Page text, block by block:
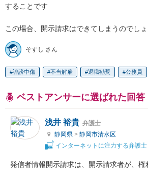
することです
この場合、開示請求はできてしまうのでしょ
そすし さん
誹謗中傷 不当解雇 退職勧奨 公務員
ベストアンサーに選ばれた回答
浅井 裕貴 弁護士
静岡県 > 静岡市清水区
インターネットに注力する弁護士
発信者情報開示請求は、開示請求者が、権